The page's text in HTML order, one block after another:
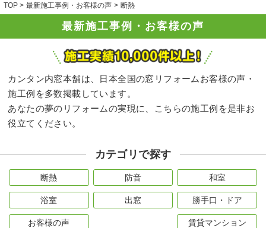
最新施工事例・お客様の声
TOP 最新施工事例・お客様の声 断熱
カンタン内窓本舗は、日本全国の窓リフォームお客様の声・
施工例を多数掲載しています。
あなたの夢のリフォームの実現に、こちらの施工例を是非お
役立てください。
カテゴリで探す
断熱 防音 和室
浴室 出窓 勝手口・ドア
お客様の声 賃貸マンション